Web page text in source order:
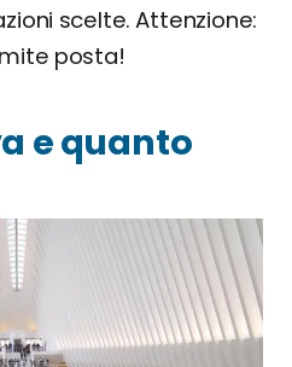
scelte. Attenzione:
posta!
e quanto